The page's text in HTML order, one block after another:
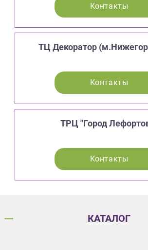
Контакты
ТЦ Декоратор
Контакты
ТРЦ "Город
Контакты
КАТАЛОГ